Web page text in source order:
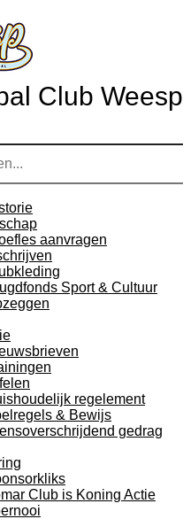
Club Weesp
aanvragen
Sport & Cultuur
regelement
& Bewijs
gedrag
Club is Koning Actie